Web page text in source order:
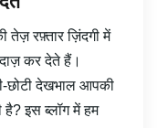
रफ़्तार ज़िंदगी में
कर देते हैं।
छोटी देखभाल आपकी
इस ब्लॉग में हम